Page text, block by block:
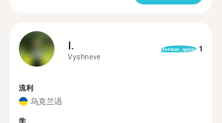
I.
Vyshneve
format_quote 1
流利
乌克兰语
学